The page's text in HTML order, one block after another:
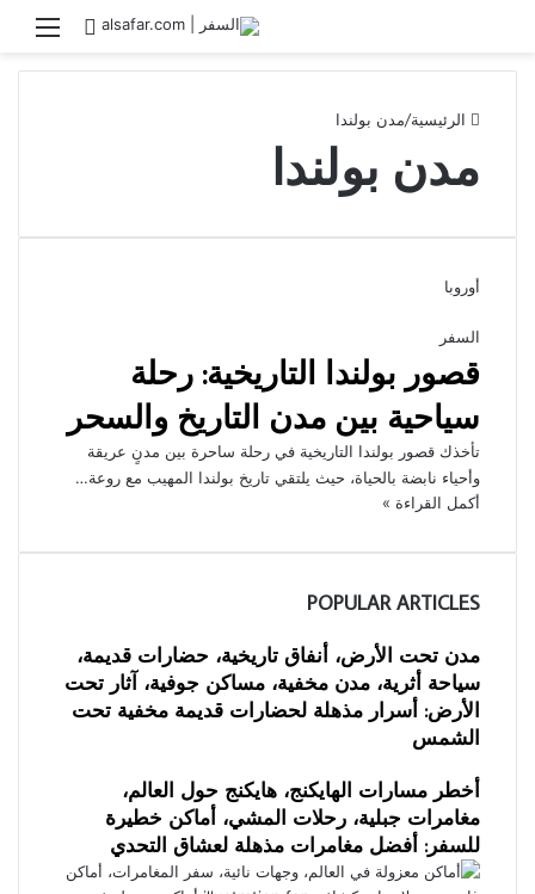
بحث عن
الرئيسية/مدن بولندا
مدن بولندا
أوروبا
السفر
قصور بولندا التاريخية: رحلة
سياحية بين مدن التاريخ والسحر
تأخذك قصور بولندا التاريخية في رحلة ساحرة بين مدنٍ عريقة
وأحياء نابضة بالحياة، حيث يلتقي تاريخ بولندا المهيب مع روعة…
أكمل القراءة »
POPULAR ARTICLES
مدن تحت الأرض، أنفاق تاريخية، حضارات قديمة،
سياحة أثرية، مدن مخفية، مساكن جوفية، آثار تحت
الأرض: أسرار مذهلة لحضارات قديمة مخفية تحت
الشمس
أخطر مسارات الهايكنج، هايكنج حول العالم،
مغامرات جبلية، رحلات المشي، أماكن خطيرة
للسفر: أفضل مغامرات مذهلة لعشاق التحدي